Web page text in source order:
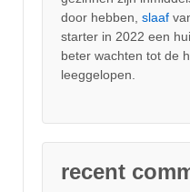
door hebben, slaaf
starter in 2022 een
beter wachten tot de
leeggelopen.
recent